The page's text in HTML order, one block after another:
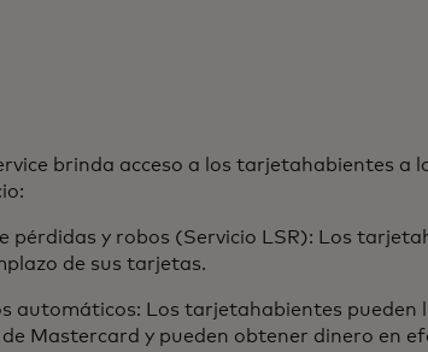
brinda acceso a los tarjetahabientes a
pérdidas y robos (Servicio LSR): Los
de sus tarjetas.
automáticos: Los tarjetahabientes
Mastercard y pueden obtener dinero en